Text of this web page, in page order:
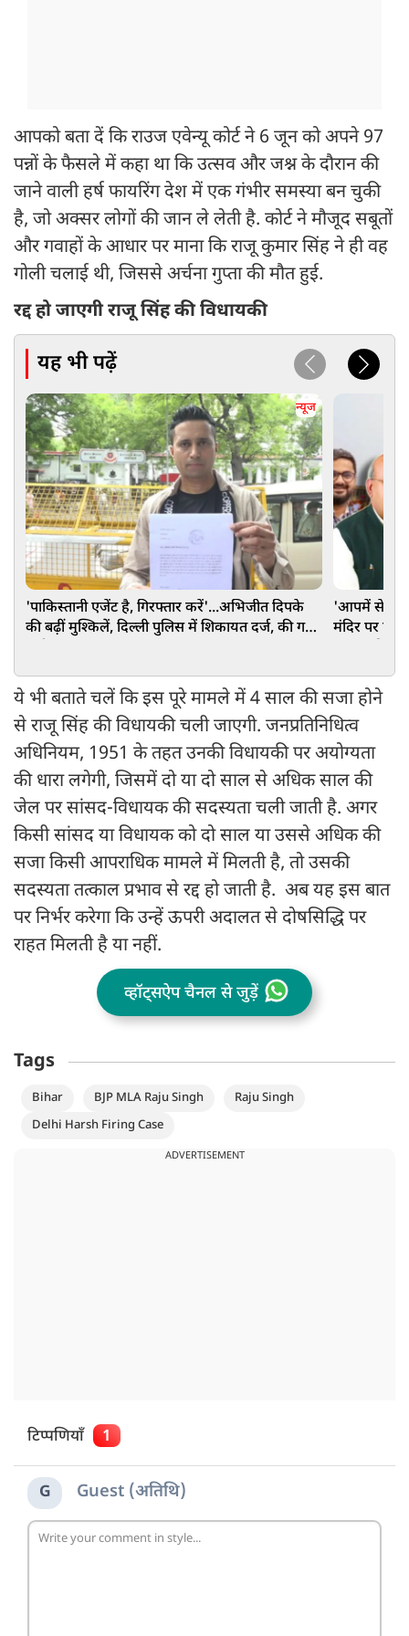
आपको बता दें कि राउज एवेन्यू कोर्ट ने 6 जून को अपने 97
पन्नों के फैसले में कहा था कि उत्सव और जश्न के दौरान की
जाने वाली हर्ष फायरिंग देश में एक गंभीर समस्या बन चुकी
है, जो अक्सर लोगों की जान ले लेती है. कोर्ट ने मौजूद सबूतों
और गवाहों के आधार पर माना कि राजू कुमार सिंह ने ही वह
गोली चलाई थी, जिससे अर्चना गुप्ता की मौत हुई.
रद्द हो जाएगी राजू सिंह की विधायकी
यह भी पढ़ें
न्यूज
'पाकिस्तानी एजेंट है, गिरफ्तार करें'...अभिजीत दिपके
की बढ़ीं मुश्किलें, दिल्ली पुलिस में शिकायत दर्ज, की गई
'आपमें से
मंदिर पर
ये भी बताते चलें कि इस पूरे मामले में 4 साल की सजा होने
से राजू सिंह की विधायकी चली जाएगी. जनप्रतिनिधित्व
अधिनियम, 1951 के तहत उनकी विधायकी पर अयोग्यता
की धारा लगेगी, जिसमें दो या दो साल से अधिक साल की
जेल पर सांसद-विधायक की सदस्यता चली जाती है. अगर
किसी सांसद या विधायक को दो साल या उससे अधिक की
सजा किसी आपराधिक मामले में मिलती है, तो उसकी
सदस्यता तत्काल प्रभाव से रद्द हो जाती है. अब यह इस बात
पर निर्भर करेगा कि उन्हें ऊपरी अदालत से दोषसिद्धि पर
राहत मिलती है या नहीं.
व्हॉट्सऐप चैनल से जुड़ें
Tags
Bihar BJP MLA Raju Singh
Raju Singh
Delhi Harsh Firing Case
ADVERTISEMENT
टिप्पणियाँ 1
G Guest (अतिथि)